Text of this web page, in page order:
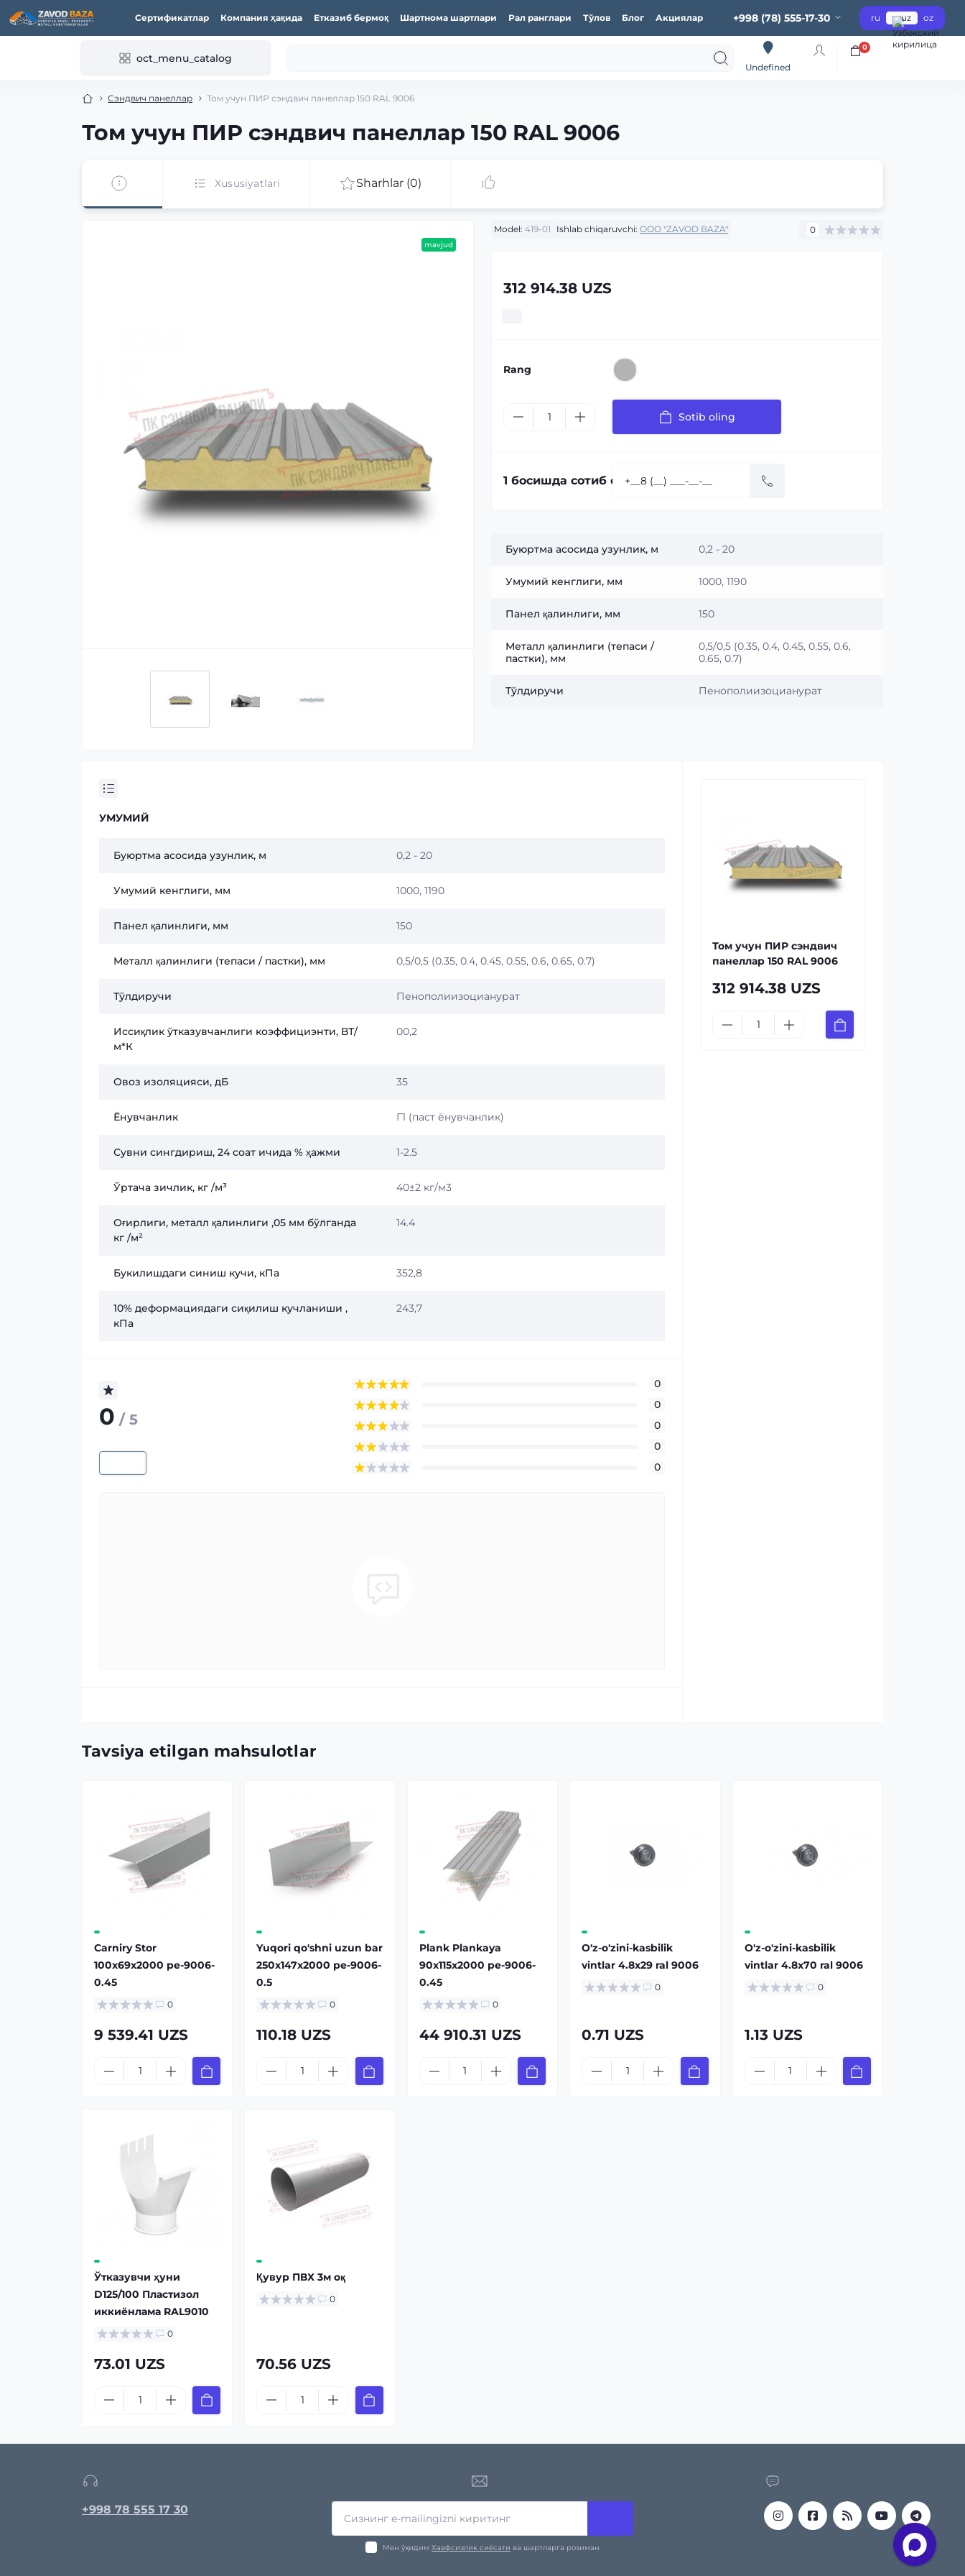
Сертификатлар Компания ҳақида Етказиб бермоқ Шартнома шартлари Рал ранглари Тўлов Блог Акциялар +998 (78) 555-17-30 ru uz oz
oct_menu_catalog
Undefined
0
Сэндвич панеллар Том учун ПИР сэндвич панеллар 150 RAL 9006
Том учун ПИР сэндвич панеллар 150 RAL 9006
Xususiyatlari Sharhlar (0)
mavjud
Model: 419-01 Ishlab chiqaruvchi: OOO "ZAVOD BAZA" 0
312 914.38 UZS
Rang
Sotib oling
1 босишда сотиб олиш:
Буюртма асосида узунлик, м 0,2 - 20
Умумий кенглиги, мм 1000, 1190
Панел қалинлиги, мм 150
Металл қалинлиги (тепаси /
пастки), мм
0,5/0,5 (0.35, 0.4, 0.45, 0.55, 0.6,
0.65, 0.7)
Тўлдиручи Пенополиизоцианурат
УМУМИЙ
Буюртма асосида узунлик, м 0,2 - 20
Умумий кенглиги, мм 1000, 1190
Панел қалинлиги, мм 150
Металл қалинлиги (тепаси / пастки), мм 0,5/0,5 (0.35, 0.4, 0.45, 0.55, 0.6, 0.65, 0.7)
Тўлдиручи Пенополиизоцианурат
Иссиқлик ўтказувчанлиги коэффициэнти, ВТ/
м*К
00,2
Овоз изоляцияси, дБ 35
Ёнувчанлик Г1 (паст ёнувчанлик)
Сувни сингдириш, 24 соат ичида % ҳажми 1-2.5
Ўртача зичлик, кг /м³ 40±2 кг/м3
Оғирлиги, металл қалинлиги ,05 мм бўлганда
кг /м²
14.4
Букилишдаги синиш кучи, кПа 352,8
10% деформациядаги сиқилиш кучланиши ,
кПа
243,7
0 / 5
0
0
0
0
0
Том учун ПИР сэндвич
панеллар 150 RAL 9006
312 914.38 UZS
Tavsiya etilgan mahsulotlar
Carniry Stor
100x69x2000 pe-9006-
0.45
0
9 539.41 UZS
Yuqori qo'shni uzun bar
250x147x2000 pe-9006-
0.5
0
110.18 UZS
Plank Plankaya
90x115x2000 pe-9006-
0.45
0
44 910.31 UZS
O'z-o'zini-kasbilik
vintlar 4.8x29 ral 9006
0
0.71 UZS
O'z-o'zini-kasbilik
vintlar 4.8x70 ral 9006
0
1.13 UZS
Ўтказувчи ҳуни
D125/100 Пластизол
иккиёнлама RAL9010
0
73.01 UZS
Қувур ПВХ 3м оқ
0
70.56 UZS
+998 78 555 17 30
Мен ўқидим Хавфсизлик сиёсати ва шартларга розиман